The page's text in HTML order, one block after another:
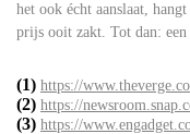
het ook écht aanslaat,
prijs ooit zakt. Tot dan: een
(1) https://
(2) https://
(3) https://